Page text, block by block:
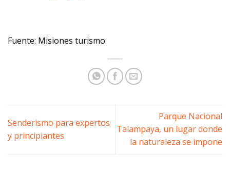
Fuente: Misiones turismo
Senderismo para expertos
y principiantes
Parque Nacional
Talampaya, un lugar donde
la naturaleza se impone